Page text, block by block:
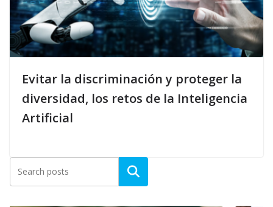
Evitar la discriminación y proteger la
diversidad, los retos de la Inteligencia
Artificial